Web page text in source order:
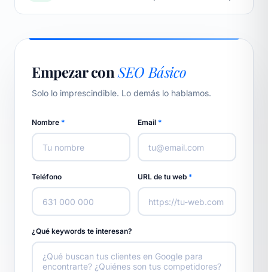
Empezar conSEO Básico
Solo lo imprescindible. Lo demás lo hablamos.
Nombre * Email *
Teléfono URL de tu web *
¿Qué keywords te interesan?